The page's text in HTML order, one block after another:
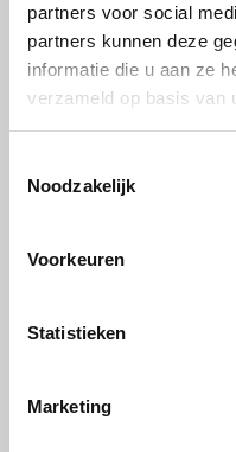
partners voor social
partners kunnen deze
informatie die u aan ze
verzameld op basis van
Noodzakelijk
Voorkeuren
Statistieken
Marketing
schroeven - 50 stuks